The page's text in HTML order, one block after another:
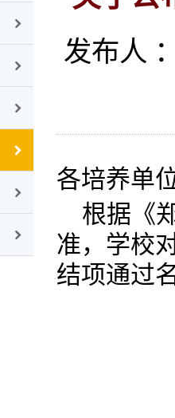
发布人
各培养单
根据《
准，学校
结项通过